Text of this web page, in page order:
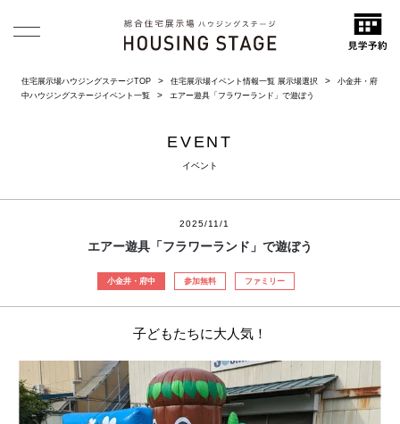
住宅展示場ハウジングステージTOP 住宅展示場イベント情報一覧 展示場選択
小金井・府
中ハウジングステージイベント一覧
エアー遊具「フラワーランド」で遊ぼう
EVENT
イベント
2025/11/1
エアー遊具「フラワーランド」で遊ぼう
小金井・府中 参加無料 ファミリー
子どもたちに大人気！